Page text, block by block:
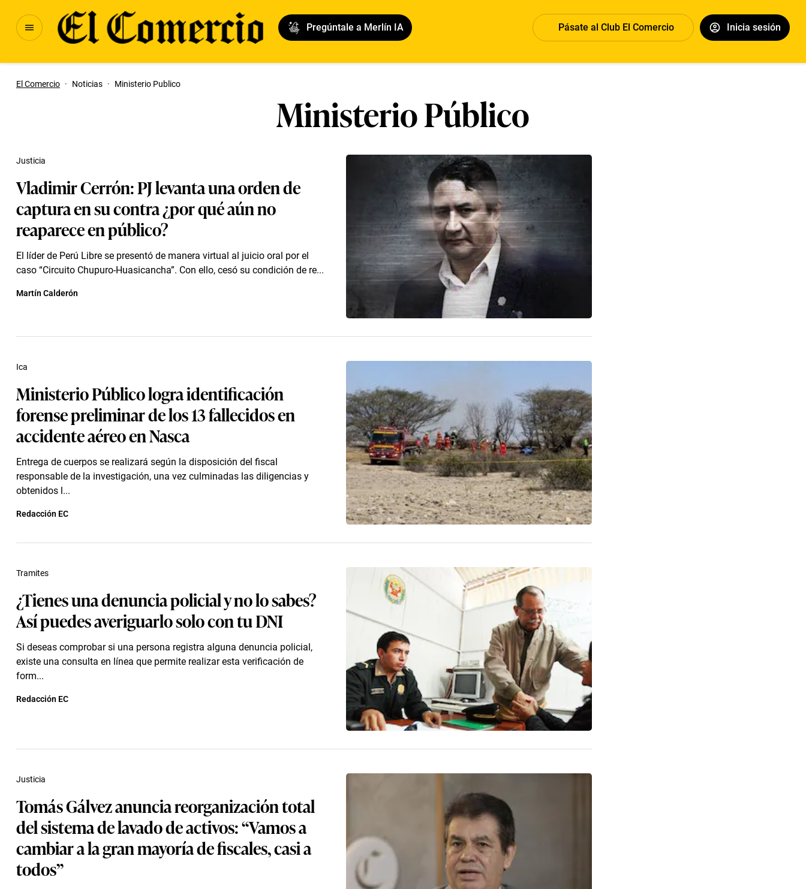
Pregúntale a Merlín IA Pásate al Club El Comercio Inicia sesión
El Comercio · Noticias · Ministerio Publico
Ministerio Público
Vladimir Cerrón: PJ levanta una orden de
captura en su contra ¿por qué aún no
reaparece en público?
El líder de Perú Libre se presentó de manera virtual al juicio oral por el
caso “Circuito Chupuro-Huasicancha”. Con ello, cesó su condición de re...
Justicia
Martín Calderón
Ministerio Público logra identificación
forense preliminar de los 13 fallecidos en
accidente aéreo en Nasca
Entrega de cuerpos se realizará según la disposición del fiscal
responsable de la investigación, una vez culminadas las diligencias y
obtenidos l...
Ica
Redacción EC
¿Tienes una denuncia policial y no lo sabes?
Así puedes averiguarlo solo con tu DNI
Si deseas comprobar si una persona registra alguna denuncia policial,
existe una consulta en línea que permite realizar esta verificación de
form...
Tramites
Redacción EC
Tomás Gálvez anuncia reorganización total
del sistema de lavado de activos: “Vamos a
cambiar a la gran mayoría de fiscales, casi a
todos”
Justicia